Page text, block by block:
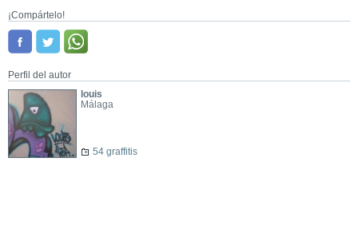
¡Compártelo!
Perfil del autor
louis
Málaga
54 graffitis